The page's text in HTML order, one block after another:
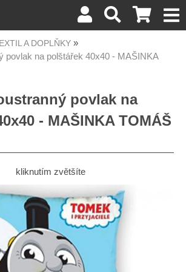
A DOPLŇKY
povlak na polštářek 40x40 - MAŠINKA
povlak na
- MAŠINKA TOMÁŠ
kliknutím zvětšíte